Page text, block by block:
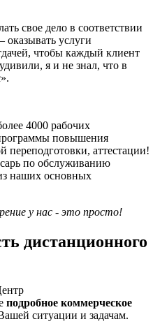
свое дело в соответствии
оказывать услуги
чтобы каждый клиент
я и не знал, что в
4000 рабочих
повышения
переподготовки, аттестации!
по обслуживанию
наших основных
у нас - это просто!
дистанционного
подробное коммерческое
ситуации и задачам.